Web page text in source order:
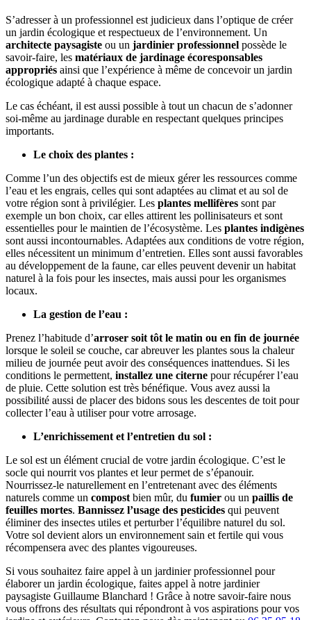
S’adresser à un professionnel est judicieux dans l’optique de créer
un jardin écologique et respectueux de l’environnement. Un
architecte paysagiste ou un jardinier professionnel possède le
savoir-faire, les matériaux de jardinage écoresponsables
appropriés ainsi que l’expérience à même de concevoir un jardin
écologique adapté à chaque espace.
Le cas échéant, il est aussi possible à tout un chacun de s’adonner
soi-même au jardinage durable en respectant quelques principes
importants.
Le choix des plantes :
Comme l’un des objectifs est de mieux gérer les ressources comme
l’eau et les engrais, celles qui sont adaptées au climat et au sol de
votre région sont à privilégier. Les plantes mellifères sont par
exemple un bon choix, car elles attirent les pollinisateurs et sont
essentielles pour le maintien de l’écosystème. Les plantes indigènes
sont aussi incontournables. Adaptées aux conditions de votre région,
elles nécessitent un minimum d’entretien. Elles sont aussi favorables
au développement de la faune, car elles peuvent devenir un habitat
naturel à la fois pour les insectes, mais aussi pour les organismes
locaux.
La gestion de l’eau :
Prenez l’habitude d’arroser soit tôt le matin ou en fin de journée
lorsque le soleil se couche, car abreuver les plantes sous la chaleur
milieu de journée peut avoir des conséquences inattendues. Si les
conditions le permettent, installez une citerne pour récupérer l’eau
de pluie. Cette solution est très bénéfique. Vous avez aussi la
possibilité aussi de placer des bidons sous les descentes de toit pour
collecter l’eau à utiliser pour votre arrosage.
L’enrichissement et l’entretien du sol :
Le sol est un élément crucial de votre jardin écologique. C’est le
socle qui nourrit vos plantes et leur permet de s’épanouir.
Nourrissez-le naturellement en l’entretenant avec des éléments
naturels comme un compost bien mûr, du fumier ou un paillis de
feuilles mortes. Bannissez l’usage des pesticides qui peuvent
éliminer des insectes utiles et perturber l’équilibre naturel du sol.
Votre sol devient alors un environnement sain et fertile qui vous
récompensera avec des plantes vigoureuses.
Si vous souhaitez faire appel à un jardinier professionnel pour
élaborer un jardin écologique, faites appel à notre jardinier
paysagiste Guillaume Blanchard ! Grâce à notre savoir-faire nous
vous offrons des résultats qui répondront à vos aspirations pour vos